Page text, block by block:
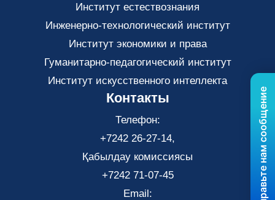
Институт естествознания
Инженерно-технологический институт
Институт экономики и права
Гуманитарно-педагогический институт
Институт искусственного интеллекта
Контакты
Телефон:
+7242 26-27-14,
Қабылдау комиссиясы
+7242 71-07-45
Email:
Отправьте нам сообщение